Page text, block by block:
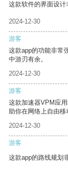
这款软件的界面设计
2024-12-30
游客
这款app的功能非常
中游刃有余。
2024-12-30
游客
这款加速器VPM应
助你在网络上自由移
2024-12-30
游客
这款app的路线规划